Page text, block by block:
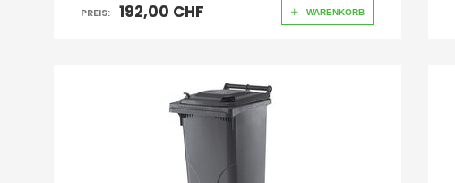
PREIS: 192,00 CHF WARENKORB